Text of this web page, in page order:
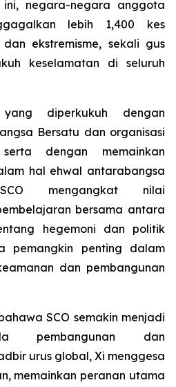
ini, negara-negara anggota
lebih 1,400 kes
ekstremisme, sekali gus
keselamatan di seluruh
diperkukuh dengan
Bersatu dan organisasi
dengan memainkan
hal ehwal antarabangsa
mengangkat nilai
bersama antara
hegemoni dan politik
pemangkin penting dalam
dan pembangunan
SCO semakin menjadi
pembangunan dan
urus global, Xi menggesa
memainkan peranan utama